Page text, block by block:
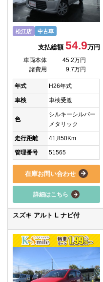
松江店 中古車
支払総額 54.9万円
車両本体
45.2万円
諸費用
9.7万円
年式 H26年式
車検 車検受渡
色
シルキーシルバー
メタリック
走行距離 41,850Km
管理番号 51565
在庫お問い合わせ
詳細はこちら
スズキ アルト L ナビ付